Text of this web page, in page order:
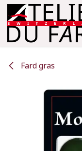
Se rendre au contenu
Fard gras